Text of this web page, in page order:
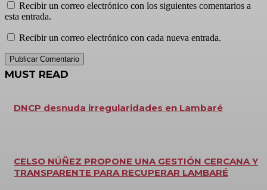
Recibir un correo electrónico con los siguientes comentarios a
esta entrada.
Recibir un correo electrónico con cada nueva entrada.
MUST READ
DNCP desnuda irregularidades en Lambaré
CELSO NÚÑEZ PROPONE UNA GESTIÓN CERCANA Y
TRANSPARENTE PARA RECUPERAR LAMBARÉ